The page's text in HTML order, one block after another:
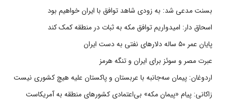
بسنت مدعی شد: به زودی شاهد توافق با ایران خواهیم بود
اسحاق دار: امیدواریم توافق مکه به ثبات در منطقه کمک کند
پایان عمر ۵۰ ساله دلارهای نفتی به دست ایران
عبرت مصر و سوئز برای ایران و تنگه هرمز
اردوغان: پیمان سه‌جانبه با عربستان و پاکستان علیه هیچ کشوری نیست
زاکانی: پیام «پیمان مکه» بی‌اعتمادی کشورهای منطقه به آمریکاست